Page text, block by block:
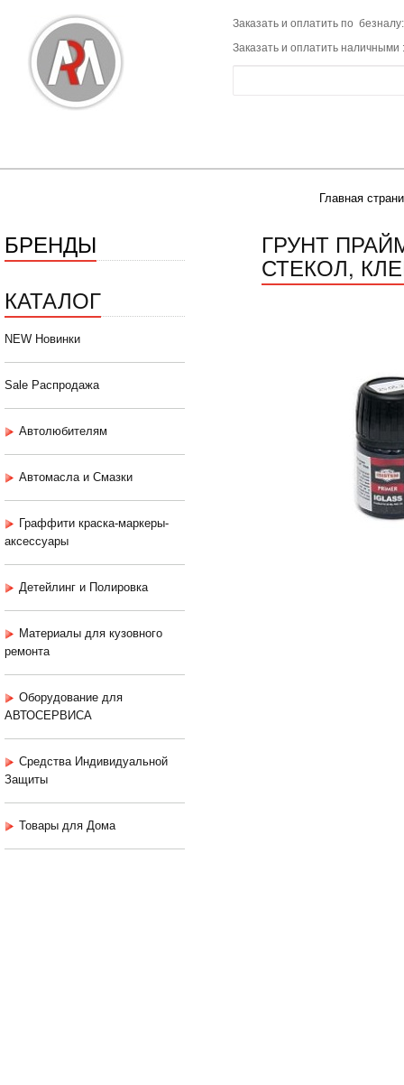
Заказать и оплатить по
Заказать и оплатить наличными
Главная
БРЕНДЫ
КАТАЛОГ
NEW Новинки
Sale Распродажа
Автолюбителям
Автомасла и Смазки
Граффити краска-маркеры-
аксессуары
Детейлинг и Полировка
Материалы для кузовного
ремонта
Оборудование для
АВТОСЕРВИСА
Средства Индивидуальной
Защиты
Товары для Дома
ГРУНТ
СТЕКОЛ,